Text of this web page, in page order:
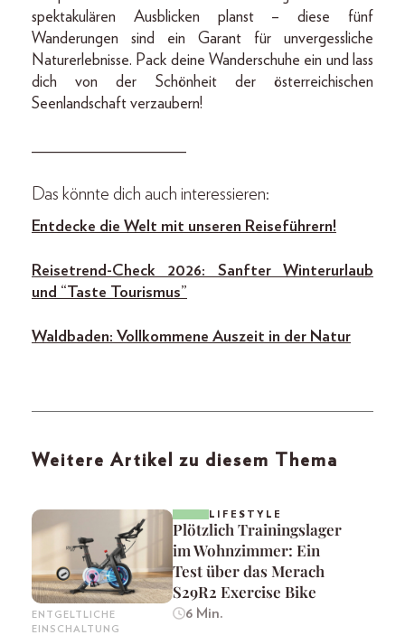
spektakulären Ausblicken planst – diese fünf
Wanderungen sind ein Garant für unvergessliche
Naturerlebnisse. Pack deine Wanderschuhe ein und lass
dich von der Schönheit der österreichischen
Seenlandschaft verzaubern!
___________________
Das könnte dich auch interessieren:
Entdecke die Welt mit unseren Reiseführern!
Reisetrend-Check 2026: Sanfter Winterurlaub
und “Taste Tourismus”
Waldbaden: Vollkommene Auszeit in der Natur
Weitere Artikel zu diesem Thema
ENTGELTLICHE
EINSCHALTUNG
LIFESTYLE
Plötzlich Trainingslager
im Wohnzimmer: Ein
Test über das Merach
S29R2 Exercise Bike
6 Min.